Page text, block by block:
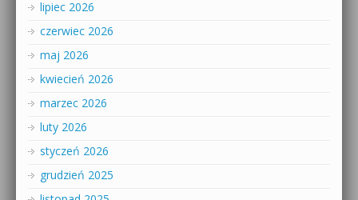
lipiec 2026
czerwiec 2026
maj 2026
kwiecień 2026
marzec 2026
luty 2026
styczeń 2026
grudzień 2025